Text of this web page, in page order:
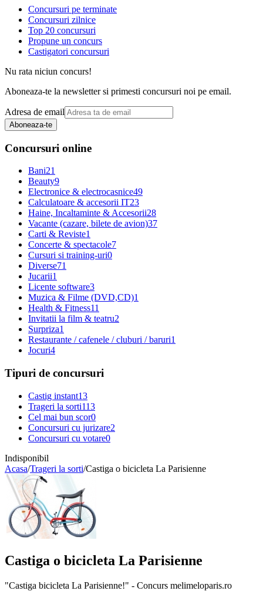
Concursuri pe terminate
Concursuri zilnice
Top 20 concursuri
Propune un concurs
Castigatori concursuri
Nu rata niciun concurs!
Aboneaza-te la newsletter si primesti concursuri noi pe email.
Adresa de email
Aboneaza-te
Concursuri online
Bani21
Beauty9
Electronice & electrocasnice49
Calculatoare & accesorii IT23
Haine, Incaltaminte & Accesorii28
Vacante (cazare, bilete de avion)37
Carti & Reviste1
Concerte & spectacole7
Cursuri si training-uri0
Diverse71
Jucarii1
Licente software3
Muzica & Filme (DVD,CD)1
Health & Fitness11
Invitatii la film & teatru2
Surpriza1
Restaurante / cafenele / cluburi / baruri1
Jocuri4
Tipuri de concursuri
Castig instant13
Trageri la sorti113
Cel mai bun scor0
Concursuri cu jurizare2
Concursuri cu votare0
Indisponibil
Acasa/Trageri la sorti/Castiga o bicicleta La Parisienne
Castiga o bicicleta La Parisienne
"Castiga bicicleta La Parisienne!" - Concurs melimeloparis.ro